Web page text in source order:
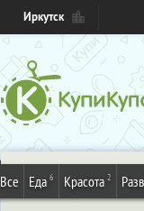
Иркутск
Все Еда 6 Красота 2